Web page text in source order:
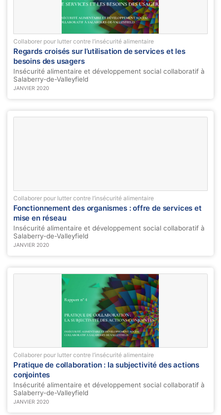
Collaborer pour lutter contre l’insécurité alimentaire
Regards croisés sur l’utilisation de services et les
besoins des usagers
Insécurité alimentaire et développement social collaboratif à
Salaberry-de-Valleyfield
JANVIER 2020
Collaborer pour lutter contre l’insécurité alimentaire
Fonctionnement des organismes : offre de services et
mise en réseau
Insécurité alimentaire et développement social collaboratif à
Salaberry-de-Valleyfield
JANVIER 2020
Collaborer pour lutter contre l’insécurité alimentaire
Pratique de collaboration : la subjectivité des actions
conjointes
Insécurité alimentaire et développement social collaboratif à
Salaberry-de-Valleyfield
JANVIER 2020